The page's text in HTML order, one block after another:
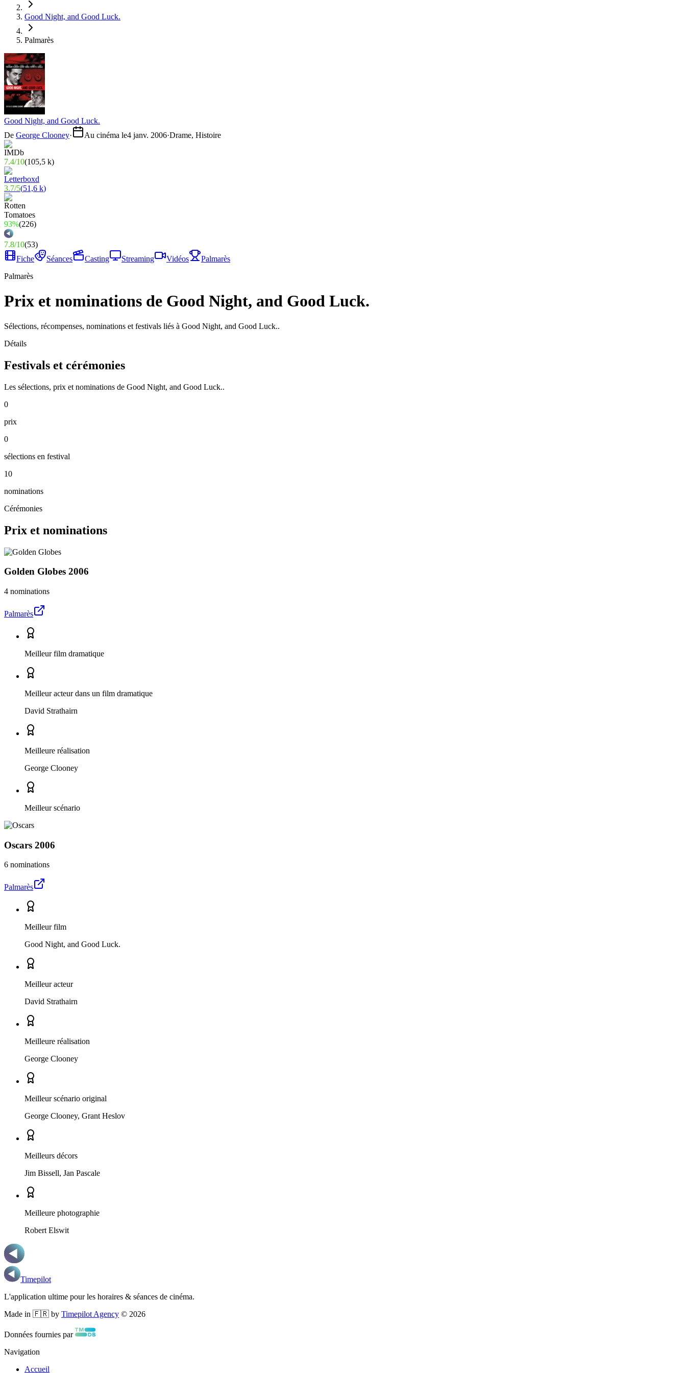
Good Night, and Good Luck.
Palmarès
Good Night, and Good Luck.
De George Clooney· Au cinéma le4 janv. 2006·Drame, Histoire
7.4/10(105,5 k)
3.7/5(51,6 k)
93%(226)
7.8/10(53)
Fiche
Séances Casting Streaming Vidéos
Palmarès
Palmarès
Prix et nominations de Good Night, and Good Luck.
Sélections, récompenses, nominations et festivals liés à Good Night, and Good Luck..
Détails
Festivals et cérémonies
Les sélections, prix et nominations de Good Night, and Good Luck..
0
prix
0
sélections en festival
10
nominations
Cérémonies
Prix et nominations
Golden Globes 2006
4 nominations
Palmarès
Meilleur film dramatique
Meilleur acteur dans un film dramatique
David Strathairn
Meilleure réalisation
George Clooney
Meilleur scénario
Oscars 2006
6 nominations
Palmarès
Meilleur film
Good Night, and Good Luck.
Meilleur acteur
David Strathairn
Meilleure réalisation
George Clooney
Meilleur scénario original
George Clooney, Grant Heslov
Meilleurs décors
Jim Bissell, Jan Pascale
Meilleure photographie
Robert Elswit
Timepilot
L'application ultime pour les horaires & séances de cinéma.
Made in 🇫🇷 by Timepilot Agency © 2026
Données fournies par
Navigation
Accueil